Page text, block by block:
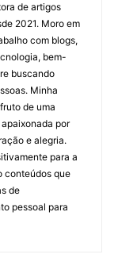
de artigos
2021. Moro em
com blogs,
bem-
buscando
Minha
de uma
por
e alegria.
para a
conteúdos que
de
pessoal para